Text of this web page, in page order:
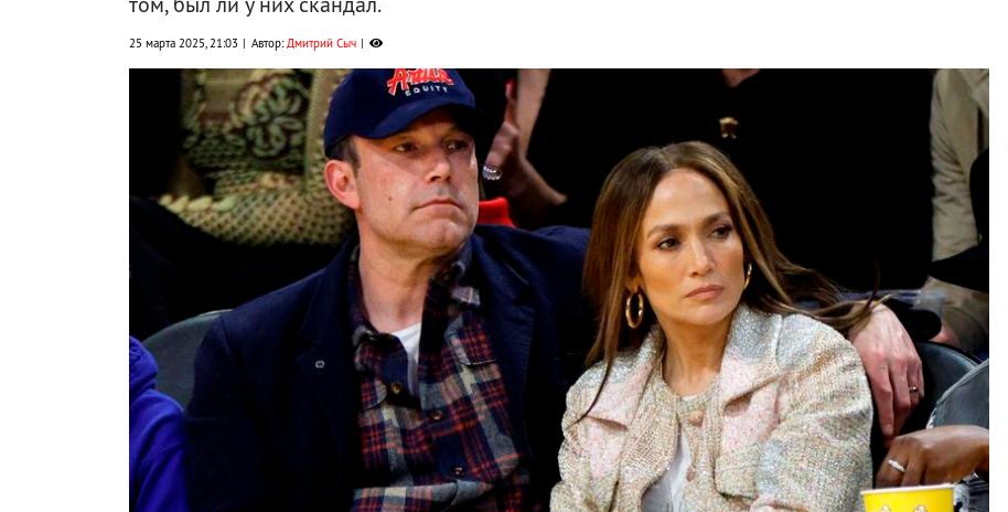
25 марта 2025, 21:03 Автор:Дмитрий Сыч